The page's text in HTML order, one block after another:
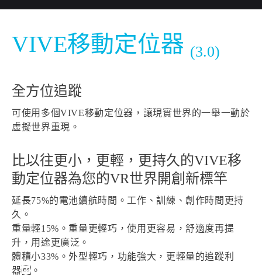
台
灣
VIVE移動定位器 (3.0)
全方位追蹤
可使用多個VIVE移動定位器，讓現實世界的一舉一動於
虛擬世界重現。
比以往更小，更輕，更持久的VIVE移
動定位器為您的VR世界開創新標竿
延長75%的電池續航時間。工作、訓練、創作時間更持
久。
重量輕15%。重量更輕巧，使用更容易，舒適度再提
升，用途更廣泛。
體積小33%。外型輕巧，功能強大，更輕量的追蹤利
器。